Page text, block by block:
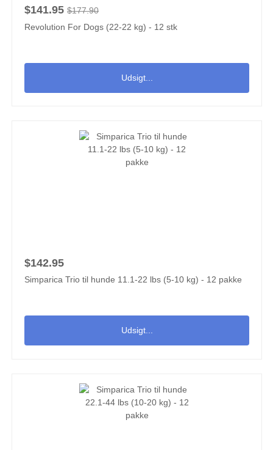
$141.95 $177.90
Revolution For Dogs (22-22 kg) - 12 stk
Udsigt...
$142.95
Simparica Trio til hunde 11.1-22 lbs (5-10 kg) - 12 pakke
Udsigt...